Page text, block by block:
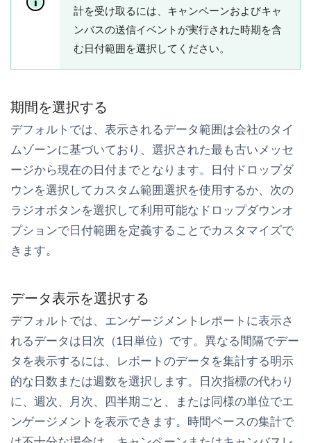
計を受け取るには、キャンペーンおよびキャ
ンバスの送信イベントが実行された時期を含
む日付範囲を選択してください。
期間を選択する
デフォルトでは、表示されるデータ範囲は会社のタイ
ムゾーンに基づいており、選択された最も古いメッセ
ージから現在の日付までとなります。日付ドロップダ
ウンを選択してカスタム範囲選択を使用するか、次の
ラジオボタンを選択して利用可能なドロップダウンオ
プションで日付範囲を定義することでカスタマイズで
きます。
データ表示を選択する
デフォルトでは、エンゲージメントレポートに表示さ
れるデータは日次（1日単位）です。異なる間隔でデー
タを表示するには、レポートのデータを集計する明示
的な日数または週数を選択します。日次指標の代わり
に、週次、月次、四半期ごと、または同様の単位でエ
ンゲージメントを表示できます。時間ベースの集計で